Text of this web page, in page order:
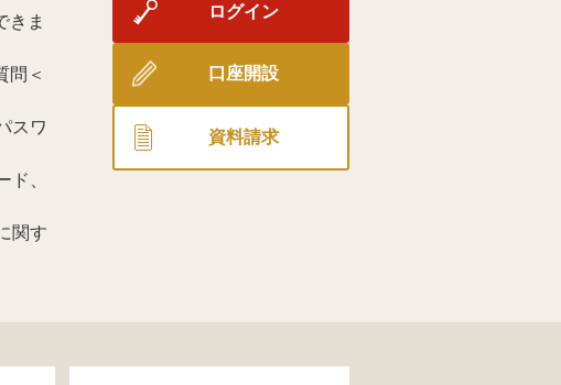
きま
問＜
スワ
ド、
関す
ログイン
口座開設
資料請求